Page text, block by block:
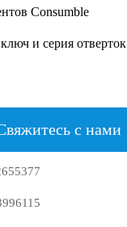
Consumble
и серия отверток
с нами